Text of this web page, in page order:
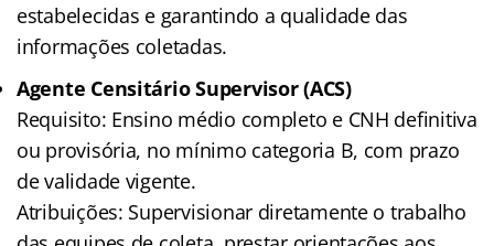
estabelecidas e garantindo a qualidade das
informações coletadas.
Agente Censitário Supervisor (ACS)
Requisito: Ensino médio completo e CNH definitiva
ou provisória, no mínimo categoria B, com prazo
de validade vigente.
Atribuições: Supervisionar diretamente o trabalho